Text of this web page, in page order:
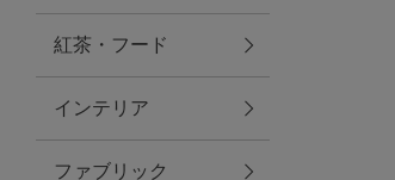
トラベルグッズ
ランチ
紅茶・フード
インテリア
ファブリック